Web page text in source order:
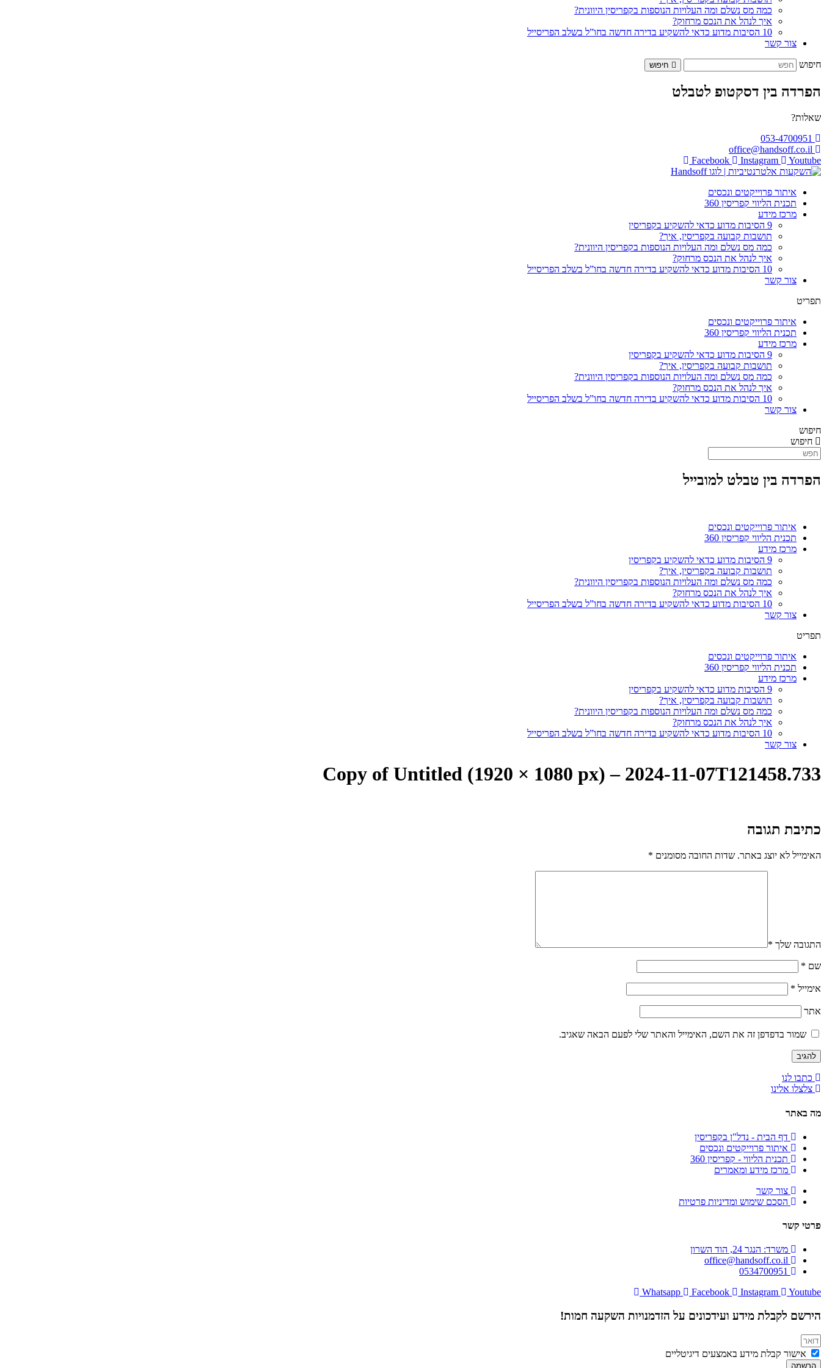
כמה מס נשלם ומה העלויות הנוספות בקפריסין היוונית?
איך לנהל את הנכס מרחוק?
10 הסיבות מדוע כדאי להשקיע בדירה חדשה בחו”ל בשלב הפריסייל
צור קשר
חיפוש חיפוש
הפרדה בין דסקטופ לטבלט
שאלות?
053-4700951
office@handsoff.co.il
Facebook
Instagram Youtube
איתור פרוייקטים ונכסים
תכנית הליווי קפריסין 360
מרכז מידע
9 הסיבות מדוע כדאי להשקיע בקפריסין
תושבות קבועה בקפריסין, איך?
כמה מס נשלם ומה העלויות הנוספות בקפריסין היוונית?
איך לנהל את הנכס מרחוק?
10 הסיבות מדוע כדאי להשקיע בדירה חדשה בחו”ל בשלב הפריסייל
צור קשר
תפריט
איתור פרוייקטים ונכסים
תכנית הליווי קפריסין 360
מרכז מידע
9 הסיבות מדוע כדאי להשקיע בקפריסין
תושבות קבועה בקפריסין, איך?
כמה מס נשלם ומה העלויות הנוספות בקפריסין היוונית?
איך לנהל את הנכס מרחוק?
10 הסיבות מדוע כדאי להשקיע בדירה חדשה בחו”ל בשלב הפריסייל
צור קשר
חיפוש
חיפוש
הפרדה בין טבלט למובייל
איתור פרוייקטים ונכסים
תכנית הליווי קפריסין 360
מרכז מידע
9 הסיבות מדוע כדאי להשקיע בקפריסין
תושבות קבועה בקפריסין, איך?
כמה מס נשלם ומה העלויות הנוספות בקפריסין היוונית?
איך לנהל את הנכס מרחוק?
10 הסיבות מדוע כדאי להשקיע בדירה חדשה בחו”ל בשלב הפריסייל
צור קשר
תפריט
איתור פרוייקטים ונכסים
תכנית הליווי קפריסין 360
מרכז מידע
9 הסיבות מדוע כדאי להשקיע בקפריסין
תושבות קבועה בקפריסין, איך?
כמה מס נשלם ומה העלויות הנוספות בקפריסין היוונית?
איך לנהל את הנכס מרחוק?
10 הסיבות מדוע כדאי להשקיע בדירה חדשה בחו”ל בשלב הפריסייל
צור קשר
Copy of Untitled (1920 × 1080 px) – 2024-11-07T121458.733
כתיבת תגובה
האימייל לא יוצג באתר. שדות החובה מסומנים *
התגובה שלך *
שם *
אימייל *
אתר
שמור בדפדפן זה את השם, האימייל והאתר שלי לפעם הבאה שאגיב.
כתבו לנו
צלצלו אלינו
מה באתר
דף הבית - נדל"ן בקפריסין
איתור פרוייקטים ונכסים
תכנית הליווי - קפריסין 360
מרכז מידע ומאמרים
צור קשר
הסכם שימוש ומדיניות פרטיות
פרטי קשר
משרד: הנגר 24, הוד השרון
office@handsoff.co.il
0534700951
Whatsapp
Facebook Instagram Youtube
הירשם לקבלת מידע ועידכונים על הזדמנויות השקעה חמות!
אישור קבלת מידע באמצעים דיגיטליים
הרשמה